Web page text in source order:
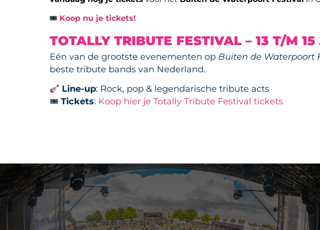
🎟 Koop nu je tickets!
TOTALLY TRIBUTE FESTIVAL – 13 T/M
Eén van de grootste evenementen op Buiten de Waterpoort
beste tribute bands van Nederland.
Line-up: Rock, pop & legendarische tribute acts
🎟 Tickets: Koop hier je Totally Tribute Festival tickets